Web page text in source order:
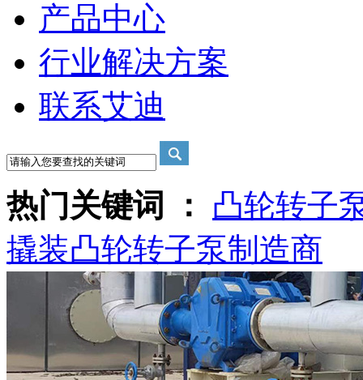
产品中心
行业解决方案
联系艾迪
热门关键词 ：
凸轮转子
撬装凸轮转子泵制造商